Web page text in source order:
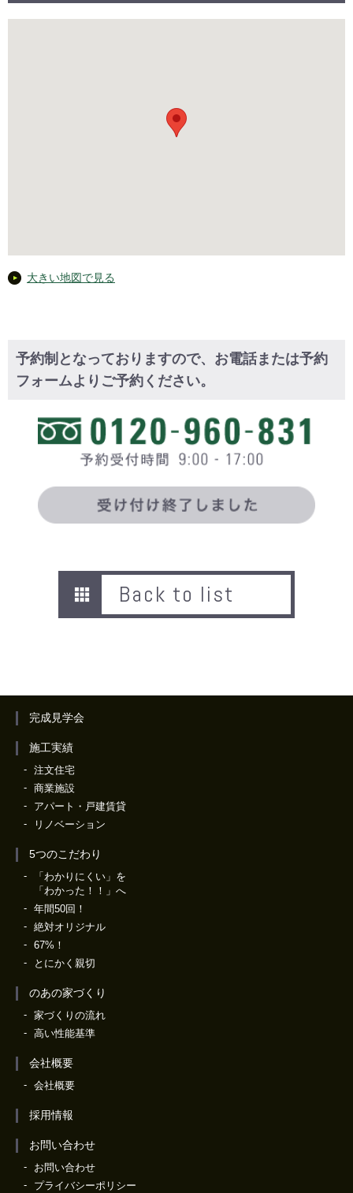
大きい地図で見る
予約制となっておりますので、お電話または予約
フォームよりご予約ください。
Back to list
完成見学会
施工実績
注文住宅
商業施設
アパート・戸建賃貸
リノベーション
5つのこだわり
「わかりにくい」を
「わかった！！」へ
年間50回！
絶対オリジナル
67%！
とにかく親切
のあの家づくり
家づくりの流れ
高い性能基準
会社概要
会社概要
採用情報
お問い合わせ
お問い合わせ
プライバシーポリシー